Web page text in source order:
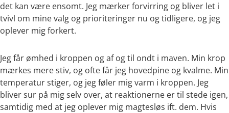
det kan være ensomt. Jeg mærker forvirring og bliver let i
tvivl om mine valg og prioriteringer nu og tidligere, og jeg
oplever mig forkert.
Jeg får ømhed i kroppen og af og til ondt i maven. Min krop
mærkes mere stiv, og ofte får jeg hovedpine og kvalme. Min
temperatur stiger, og jeg føler mig varm i kroppen. Jeg
bliver sur på mig selv over, at reaktionerne er til stede igen,
samtidig med at jeg oplever mig magtesløs ift. dem. Hvis